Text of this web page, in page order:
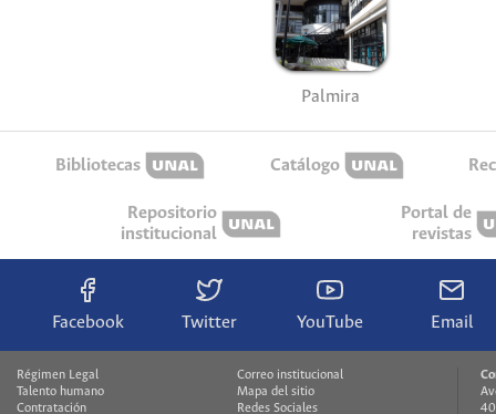
Palmira
Bibliotecas Catálogo
Repositorio
institucional
Portal de
revistas
Facebook Twitter YouTube Email
Régimen Legal
Talento humano
Contratación
Correo institucional
Mapa del sitio
Redes Sociales